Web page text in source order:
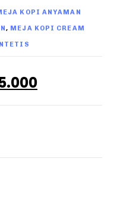
KOPI ANYAMAN
, MEJA KOPI CREAM